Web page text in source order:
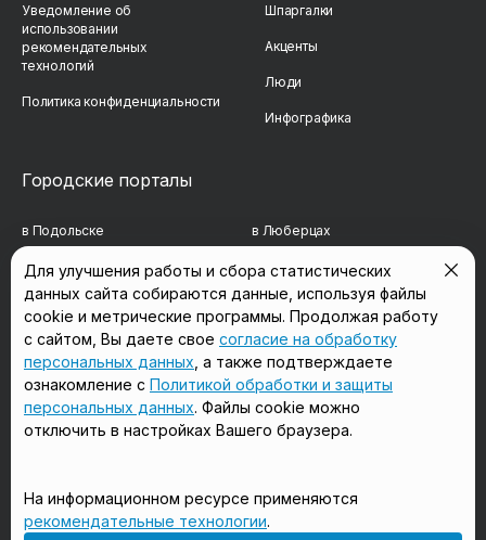
Уведомление об
использовании
рекомендательных
технологий
Политика конфиденциальности
Шпаргалки
Акценты
Люди
Инфографика
Городские порталы
в Подольске в Люберцах
в Мытищах в Красногорске
в Реутове в Королёве
в Балашихе в Домодедово
в Сергиевом Посаде в Щёлково
Мы в соцсетях
Для улучшения работы и сбора статистических
данных сайта собираются данные, используя файлы
cookie и метрические программы. Продолжая работу
с сайтом, Вы даете свое согласие на обработку
персональных данных , а также подтверждаете
ознакомление с Политикой обработки и защиты
персональных данных. Файлы cookie можно
отключить в настройках Вашего браузера.
На информационном ресурсе применяются
рекомендательные технологии.